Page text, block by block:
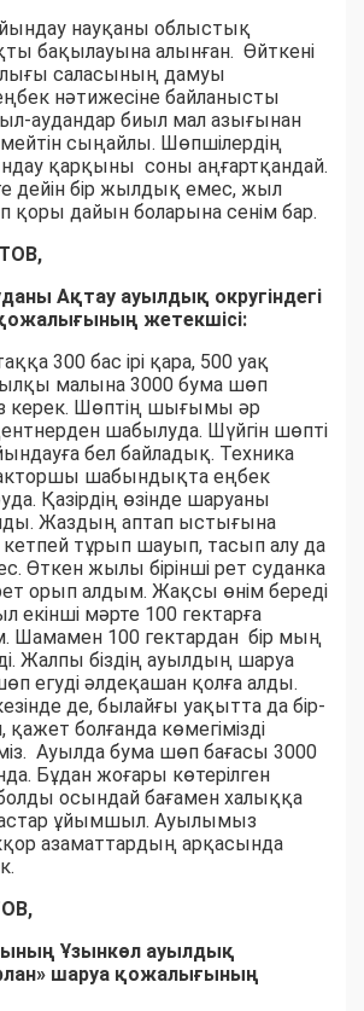
науқаны облыстық
бақылауына алынған. Өйткені
саласының дамуы
нәтижесіне байланысты
аудандар биыл мал азығынан
сыңайлы. Шөпшілердің
қарқыны соны аңғартқандай.
дейін бір жылдық емес, жыл
дайын боларына сенім бар.
Ақтау ауылдық округіндегі
жетекшісі:
300 бас ірі қара, 500 уақ
малына 3000 бума шөп
керек. Шөптің шығымы әр
шабылуда. Шүйгін шөпті
бел байладық. Техника
шабындықта еңбек
Қазірдің өзінде шаруаны
Жаздың аптап ыстығына
кетпей тұрып шауып, тасып алу да
Өткен жылы бірінші рет суданка
рет орып алдым. Жақсы өнім береді
екінші мәрте 100 гектарға
Шамамен 100 гектардан бір мың
Жалпы біздің ауылдың шаруа
егуді әлдеқашан қолға алды.
де, былайғы уақытта да бір-
қажет болғанда көмегімізді
Ауылда бума шөп бағасы 3000
Бұдан жоғары көтерілген
осындай бағамен халыққа
ұйымшыл. Ауылымыз
азаматтардың арқасында
Ұзынкөл ауылдық
шаруа қожалығының